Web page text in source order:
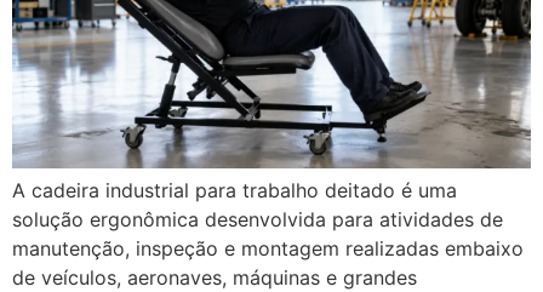
A cadeira industrial para trabalho deitado é uma
solução ergonômica desenvolvida para atividades de
manutenção, inspeção e montagem realizadas embaixo
de veículos, aeronaves, máquinas e grandes